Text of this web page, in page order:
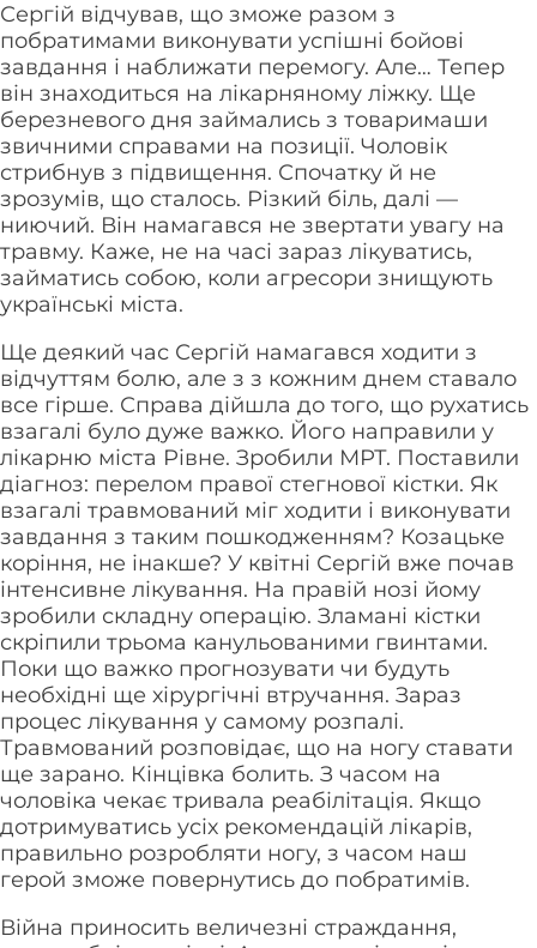
Сергій відчував, що зможе разом з
побратимами виконувати успішні бойові
завдання і наближати перемогу. Але… Тепер
він знаходиться на лікарняному ліжку. Ще
березневого дня займались з товаримаши
звичними справами на позиції. Чоловік
стрибнув з підвищення. Спочатку й не
зрозумів, що сталось. Різкий біль, далі —
ниючий. Він намагався не звертати увагу на
травму. Каже, не на часі зараз лікуватись,
займатись собою, коли агресори знищують
українські міста.
Ще деякий час Сергій намагався ходити з
відчуттям болю, але з з кожним днем ставало
все гірше. Справа дійшла до того, що рухатись
взагалі було дуже важко. Його направили у
лікарню міста Рівне. Зробили МРТ. Поставили
діагноз: перелом правої стегнової кістки. Як
взагалі травмований міг ходити і виконувати
завдання з таким пошкодженням? Козацьке
коріння, не інакше? У квітні Сергій вже почав
інтенсивне лікування. На правій нозі йому
зробили складну операцію. Зламані кістки
скріпили трьома канульованими гвинтами.
Поки що важко прогнозувати чи будуть
необхідні ще хірургічні втручання. Зараз
процес лікування у самому розпалі.
Травмований розповідає, що на ногу ставати
ще зарано. Кінцівка болить. З часом на
чоловіка чекає тривала реабілітація. Якщо
дотримуватись усіх рекомендацій лікарів,
правильно розробляти ногу, з часом наш
герой зможе повернутись до побратимів.
Війна приносить величезні страждання,